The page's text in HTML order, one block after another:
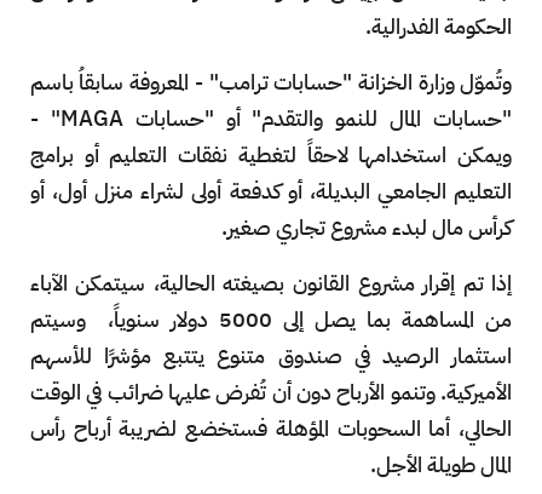
الحكومة الفدرالية.
وتُموّل وزارة الخزانة "حسابات ترامب" - المعروفة سابقاُ باسم
"حسابات المال للنمو والتقدم" أو "حسابات MAGA" -
ويمكن استخدامها لاحقاً لتغطية نفقات التعليم أو برامج
التعليم الجامعي البديلة، أو كدفعة أولى لشراء منزل أول، أو
كرأس مال لبدء مشروع تجاري صغير.
إذا تم إقرار مشروع القانون بصيغته الحالية، سيتمكن الآباء
من المساهمة بما يصل إلى 5000 دولار سنوياً، وسيتم
استثمار الرصيد في صندوق متنوع يتتبع مؤشرًا للأسهم
الأميركية. وتنمو الأرباح دون أن تُفرض عليها ضرائب في الوقت
الحالي، أما السحوبات المؤهلة فستخضع لضريبة أرباح رأس
المال طويلة الأجل.